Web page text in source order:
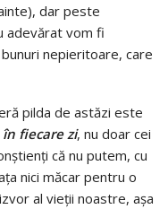
dar peste
adevărat vom fi
nepieritoare, care
pilda de astăzi este
fiecare zi, nu doar cei
că nu putem, cu
nici măcar pentru o
al vieţii noastre, aşa